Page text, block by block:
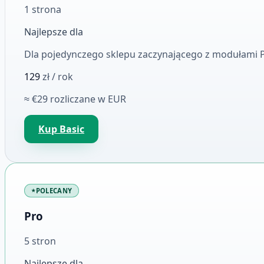
1 strona
Najlepsze dla
Dla pojedynczego sklepu zaczynającego z modułami
129zł/ rok
≈ €29 rozliczane w EUR
Kup Basic
POLECANY
Pro
5 stron